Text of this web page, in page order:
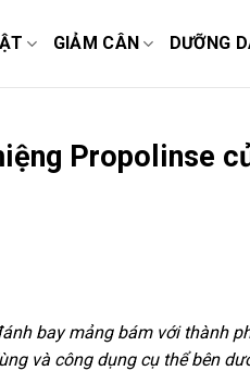
GIẢM CÂN DƯỠNG
Propolinse
bay mảng bám với thành
và công dụng cụ thể bên